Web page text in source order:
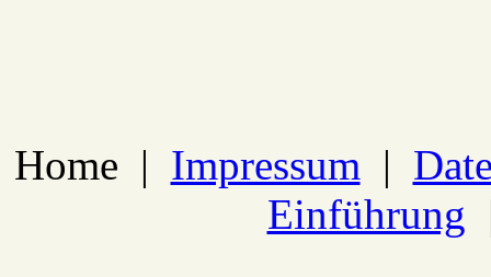
Home | Impressum |
Einführung